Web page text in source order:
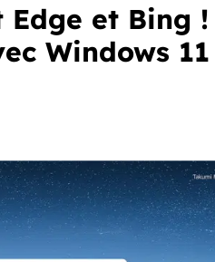
Edge et Bing
Windows